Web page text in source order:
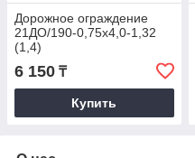
Дорожное ограждение
21ДО/190-0,75х4,0-1,32
(1,4)
6 150 ₸
Купить